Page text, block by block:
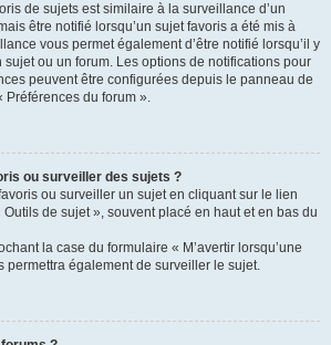
de sujets est similaire à la surveillance d’un
être notifié lorsqu’un sujet favoris a été mis à
vous permet également d’être notifié lorsqu’il y
ou un forum. Les options de notifications pour
peuvent être configurées depuis le panneau de
Préférences du forum ».
ou surveiller des sujets ?
ou surveiller un sujet en cliquant sur le lien
de sujet », souvent placé en haut et en bas du
la case du formulaire « M’avertir lorsqu’une
permettra également de surveiller le sujet.